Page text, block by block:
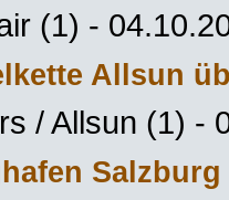
(1) -
Allsun
/ Allsun (1) -